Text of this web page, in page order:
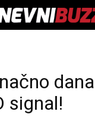
signal!